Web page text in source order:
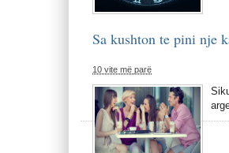
Sa kushton te pini nje
10 vite më parë